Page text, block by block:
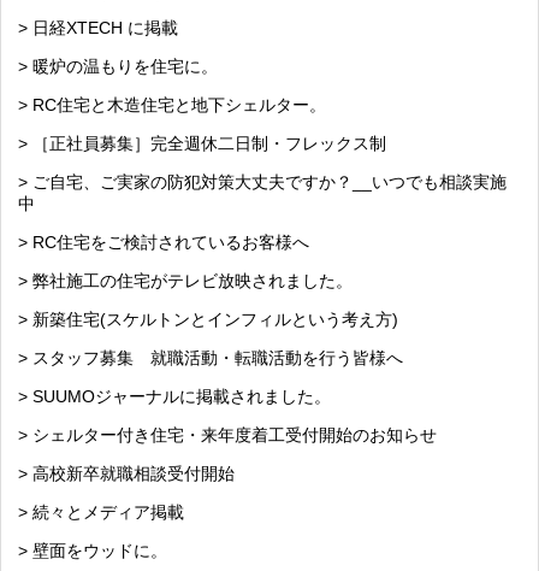
> 日経XTECH に掲載
> 暖炉の温もりを住宅に。
> RC住宅と木造住宅と地下シェルター。
> ［正社員募集］完全週休二日制・フレックス制
> ご自宅、ご実家の防犯対策大丈夫ですか？__いつでも相談実施
中
> RC住宅をご検討されているお客様へ
> 弊社施工の住宅がテレビ放映されました。
> 新築住宅(スケルトンとインフィルという考え方)
> スタッフ募集 就職活動・転職活動を行う皆様へ
> SUUMOジャーナルに掲載されました。
> シェルター付き住宅・来年度着工受付開始のお知らせ
> 高校新卒就職相談受付開始
> 続々とメディア掲載
> 壁面をウッドに。